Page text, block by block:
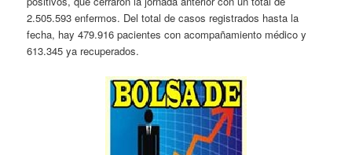
2.505.593 enfermos. Del total de casos registrados hasta la
fecha, hay 479.916 pacientes con acompañamiento médico y
613.345 ya recuperados.